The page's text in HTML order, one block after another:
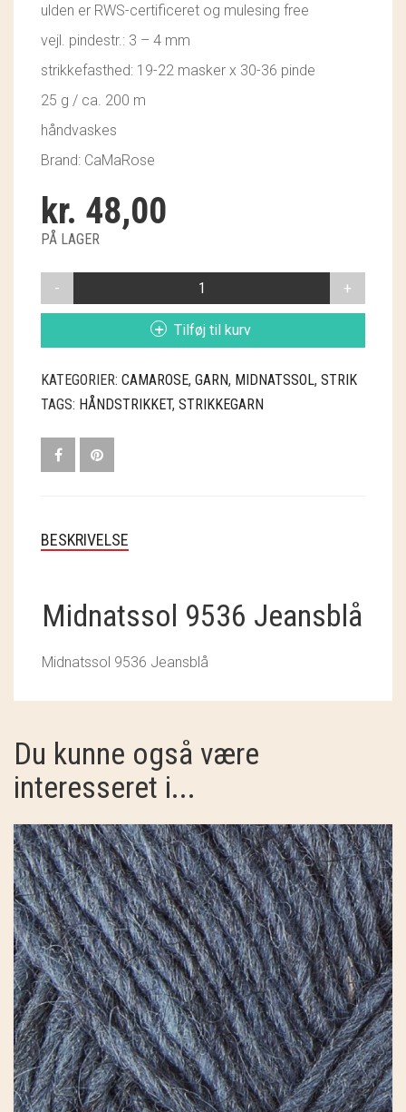
GRY & SIF
HAMMERSHUS FAIRTRADE
IB LAURSEN
KINTOBE
SEA ART PHOTO
SÆBEVÆRKSTEDET
THY ØKOBÆR
TORDENVAND
ANDRE BRANDS
ulden er RWS-certificeret og mulesing free
vejl. pindestr.: 3 – 4 mm
strikkefasthed: 19-22 masker x 30-36 pinde
25 g / ca. 200 m
håndvaskes
Brand: CaMaRose
kr. 48,00
PÅ LAGER
9536
Tilføj til kurv
KATEGORIER: CAMAROSE, GARN, MIDNATSSOL, STRIK
TAGS: HÅNDSTRIKKET, STRIKKEGARN
BESKRIVELSE
Midnatssol 9536 Jeansblå
Midnatssol 9536 Jeansblå
Du kunne også være
interesseret i...